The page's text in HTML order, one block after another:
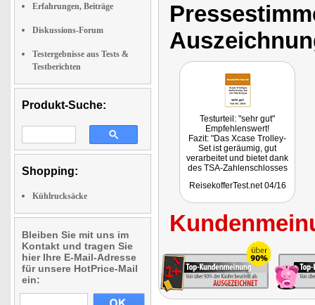
Erfahrungen, Beiträge
Diskussions-Forum
Testergebnisse aus Tests &
Testberichten
Produkt-Suche:
Shopping:
Kühlrucksäcke
Bleiben Sie mit uns im
Kontakt und tragen Sie
hier Ihre E-Mail-Adresse
für unsere HotPrice-Mail
ein:
Testurteil: "sehr gut"
Empfehlenswert!
Fazit: "Das Xcase Trolley-
Set ist geräumig, gut
verarbeitet und bietet dank
des TSA-Zahlenschlosses
günstige Koffer nicht
ReisekofferTest.net 04/16